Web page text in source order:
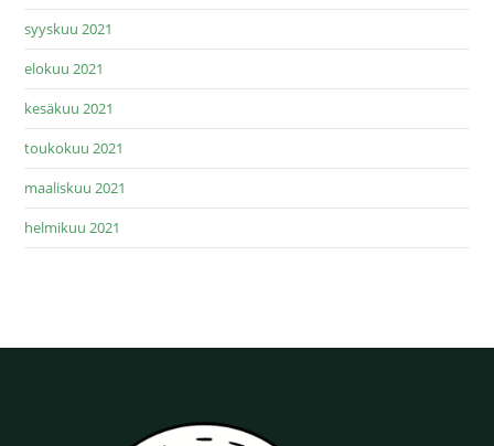
syyskuu 2021
elokuu 2021
kesäkuu 2021
toukokuu 2021
maaliskuu 2021
helmikuu 2021